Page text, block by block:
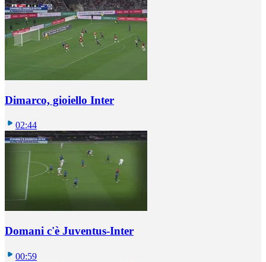
Dimarco, gioiello Inter
02:44
Domani c'è Juventus-Inter
00:59